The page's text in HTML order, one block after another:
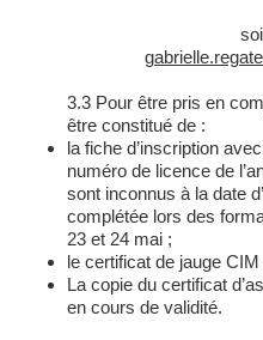
3.3 Pour être pris en
être constitué de :
la fiche d’inscription
numéro de licence de
sont inconnus à la date
complétée lors des
23 et 24 mai ;
le certificat de jauge
La copie du certificat
en cours de validité.